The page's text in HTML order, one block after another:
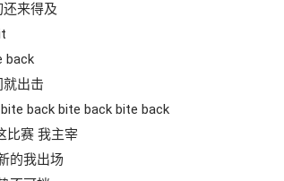
来得及
back
出击
back bite back bite back
比赛 我主宰
的我出场